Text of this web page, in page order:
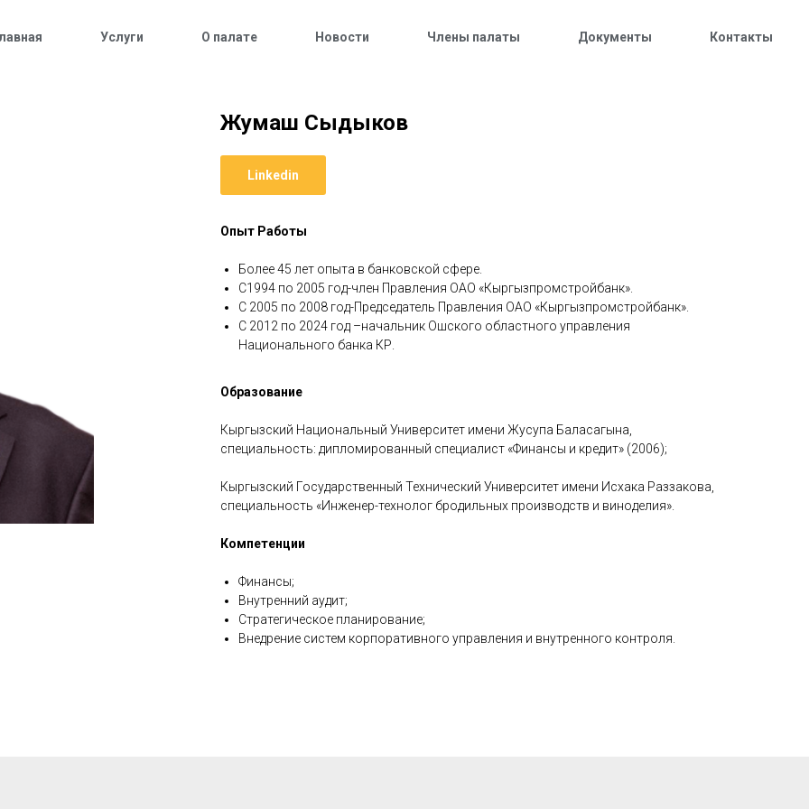
Услуги О палате Новости Члены палаты Документы Контакты
Жумаш Сыдыков
Linkedin
Опыт Работы
Более 45 лет опыта в банковской сфере.
С1994 по 2005 год-член Правления ОАО «Кыргызпромстройбанк».
С 2005 по 2008 год-Председатель Правления ОАО «Кыргызпромстройбанк».
С 2012 по 2024 год –начальник Ошского областного управления
Национального банка КР.
Образование
Кыргызский Национальный Университет имени Жусупа Баласагына,
специальность: дипломированный специалист «Финансы и кредит» (2006);
Кыргызский Государственный Технический Университет имени Исхака Раззакова,
специальность «Инженер-технолог бродильных производств и виноделия».
Компетенции
Финансы;
Внутренний аудит;
Стратегическое планирование;
Внедрение систем корпоративного управления и внутренного контроля.